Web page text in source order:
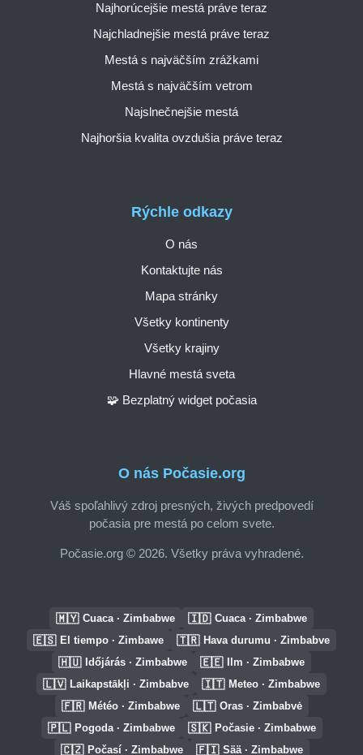
O nás Počasie.org
Váš spoľahlivý zdroj presných, živých predpovedí
počasia pre mestá po celom svete.
Počasie.org © 2026. Všetky práva vyhradené.
Rýchle odkazy
O nás
Kontaktujte nás
Mapa stránky
Všetky kontinenty
Všetky krajiny
Hlavné mestá sveta
🧩 Bezplatný widget počasia
Najhorúcejšie mestá práve teraz
Najchladnejšie mestá práve teraz
Mestá s najväčším zrážkami
Mestá s najväčším vetrom
Najslnečnejšie mestá
Najhoršia kvalita ovzdušia práve teraz
🇲🇾 Cuaca · Zimbabwe 🇮🇩 Cuaca · Zimbabwe
🇪🇸 El tiempo · Zimbawe 🇹🇷 Hava durumu · Zimbabve
🇭🇺 Időjárás · Zimbabwe 🇪🇪 Ilm · Zimbabwe
🇱🇻 Laikapstākļi · Zimbabve 🇮🇹 Meteo · Zimbabwe
🇫🇷 Météo · Zimbabwe 🇱🇹 Oras · Zimbabvė
🇵🇱 Pogoda · Zimbabwe 🇸🇰 Počasie · Zimbabwe
🇨🇿 Počasí · Zimbabwe 🇫🇮 Sää · Zimbabwe